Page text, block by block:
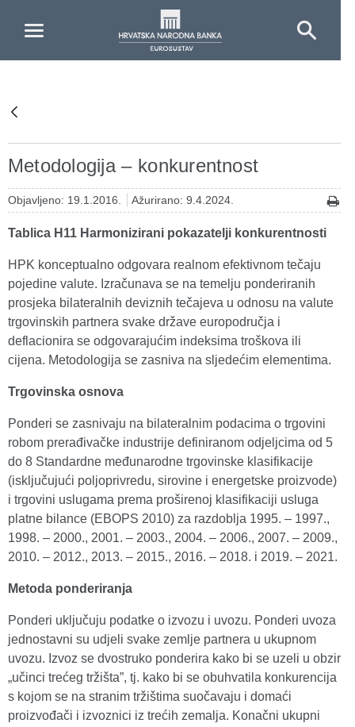
Metodologija – konkurentnost
Objavljeno: 19.1.2016. Ažurirano: 9.4.2024.
Tablica H11 Harmonizirani pokazatelji konkurentnosti
HPK konceptualno odgovara realnom efektivnom tečaju
pojedine valute. Izračunava se na temelju ponderiranih
prosjeka bilateralnih deviznih tečajeva u odnosu na valute
trgovinskih partnera svake države europodručja i
deflacionira se odgovarajućim indeksima troškova ili
cijena. Metodologija se zasniva na sljedećim elementima.
Trgovinska osnova
Ponderi se zasnivaju na bilateralnim podacima o trgovini
robom prerađivačke industrije definiranom odjeljcima od 5
do 8 Standardne međunarodne trgovinske klasifikacije
(isključujući poljoprivredu, sirovine i energetske proizvode)
i trgovini uslugama prema proširenoj klasifikaciji usluga
platne bilance (EBOPS 2010) za razdoblja 1995. – 1997.,
1998. – 2000., 2001. – 2003., 2004. – 2006., 2007. – 2009.,
2010. – 2012., 2013. – 2015., 2016. – 2018. i 2019. – 2021.
Metoda ponderiranja
Ponderi uključuju podatke o izvozu i uvozu. Ponderi uvoza
jednostavni su udjeli svake zemlje partnera u ukupnom
uvozu. Izvoz se dvostruko ponderira kako bi se uzeli u obzir
„učinci trećeg tržišta”, tj. kako bi se obuhvatila konkurencija
s kojom se na stranim tržištima suočavaju i domaći
proizvođači i izvoznici iz trećih zemalja. Konačni ukupni